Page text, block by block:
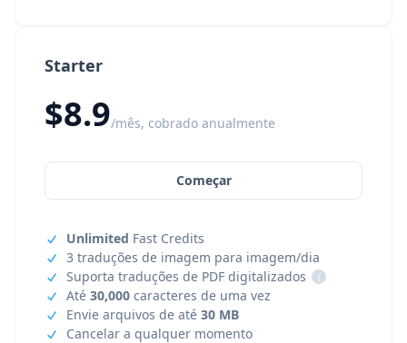
Starter
$8.9/mês, cobrado anualmente
Começar
Unlimited Fast Credits
3 traduções de imagem para imagem/dia
Suporta traduções de PDF digitalizados
i
Até 30,000 caracteres de uma vez
Envie arquivos de até 30 MB
Cancelar a qualquer momento